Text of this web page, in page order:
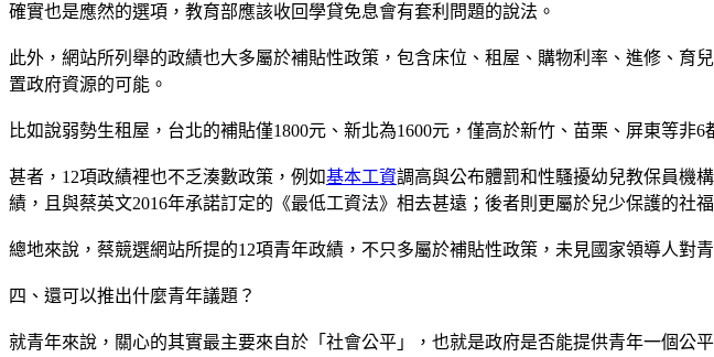
確實也是應然的選項，教育部應該收回學貸免息會有套利問題的說法。
此外，網站所列舉的政績也大多屬於補貼性政策，包含床位、租屋、購物利率、進修、
置政府資源的可能。
比如說弱勢生租屋，台北的補貼僅1800元、新北為1600元，僅高於新竹、苗栗、屏東等
甚者，12項政績裡也不乏湊數政策，例如基本工資調高與公布體罰和性騷擾幼兒教保員機
績，且與蔡英文2016年承諾訂定的《最低工資法》相去甚遠；後者則更屬於兒少保護的社福
總地來說，蔡競選網站所提的12項青年政績，不只多屬於補貼性政策，未見國家領導人
四、還可以推出什麼青年議題？
就青年來說，關心的其實最主要來自於「社會公平」，也就是政府是否能提供青年一個